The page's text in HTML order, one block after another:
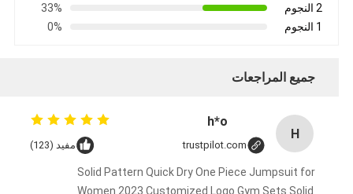
2 النجوم
33%
1 النجوم
0%
جميع المراجعات
H
h*o
trustpilot.com مفيد (123)
Solid Pattern Quick Dry One Piece Jumpsuit for
Women 2023 Customized Logo Gym Sets Solid